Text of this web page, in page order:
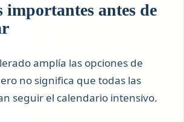
importantes antes de
amplía las opciones de
no significa que todas las
seguir el calendario intensivo.